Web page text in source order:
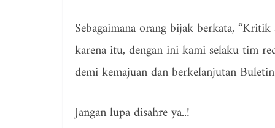
Sebagaimana orang bijak berkata,
karena itu, dengan ini kami selaku tim
demi kemajuan dan berkelanjutan
Jangan lupa disahre ya..!